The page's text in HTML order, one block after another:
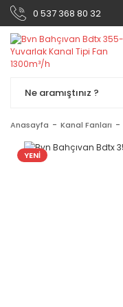
0 537 368 80 32
Anasayfa Kanal Fanları
YENİ